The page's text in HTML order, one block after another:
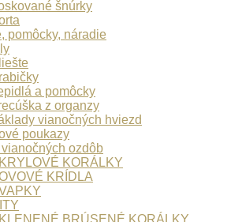
šnúrky
pomôcky, náradie
a pomôcky
z organzy
vianočných hviezd
poukazy
ozdôb
KORÁLKY
KRÍDLA